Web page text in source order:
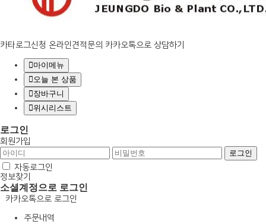
카타로그신청 온라인견적문의 카카오톡으로 상담하기
마이메뉴
오늘 본 상품
장바구니
위시리스트
로그인
회원가입
자동로그인
정보찾기
소셜계정으로 로그인
카카오톡으로 로그인
주문내역